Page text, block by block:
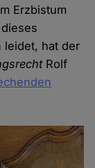
Erzbistum
leidet, hat der
Rolf